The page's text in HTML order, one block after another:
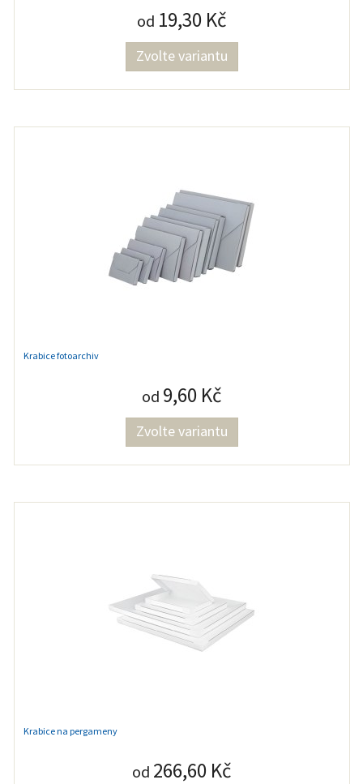
od 19,30 Kč
Zvolte variantu
Krabice fotoarchiv
od 9,60 Kč
Zvolte variantu
Krabice na pergameny
od 266,60 Kč